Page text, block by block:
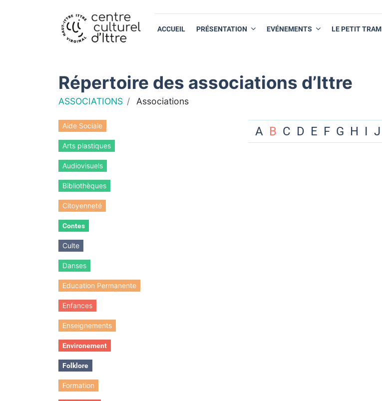
ACCUEIL PRÉSENTATION EVÉNEMENTS LE PETIT TRAM
Répertoire des associations d’Ittre
ASSOCIATIONS Associations
Aide Sociale
Arts plastiques
Audiovisuels
Bibliothèques
Citoyenneté
Contes
Culte
Danses
Education Permanente
Enfances
Enseignements
Environement
Folklore
Formation
A B C D E F G H I J